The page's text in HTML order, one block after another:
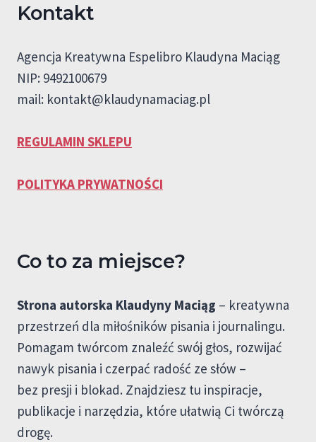
Kontakt
Agencja Kreatywna Espelibro Klaudyna Maciąg
NIP: 9492100679
mail: kontakt@klaudynamaciag.pl
REGULAMIN SKLEPU
POLITYKA PRYWATNOŚCI
Co to za miejsce?
Strona autorska Klaudyny Maciąg – kreatywna
przestrzeń dla miłośników pisania i journalingu.
Pomagam twórcom znaleźć swój głos, rozwijać
nawyk pisania i czerpać radość ze słów –
bez presji i blokad. Znajdziesz tu inspiracje,
publikacje i narzędzia, które ułatwią Ci twórczą
drogę.